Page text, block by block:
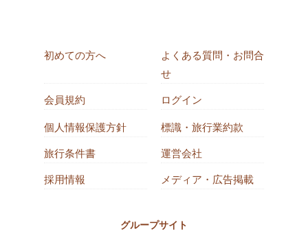
初めての方へ
よくある質問・お問合
せ
会員規約 ログイン
個人情報保護方針 標識・旅行業約款
旅行条件書 運営会社
採用情報 メディア・広告掲載
グループサイト